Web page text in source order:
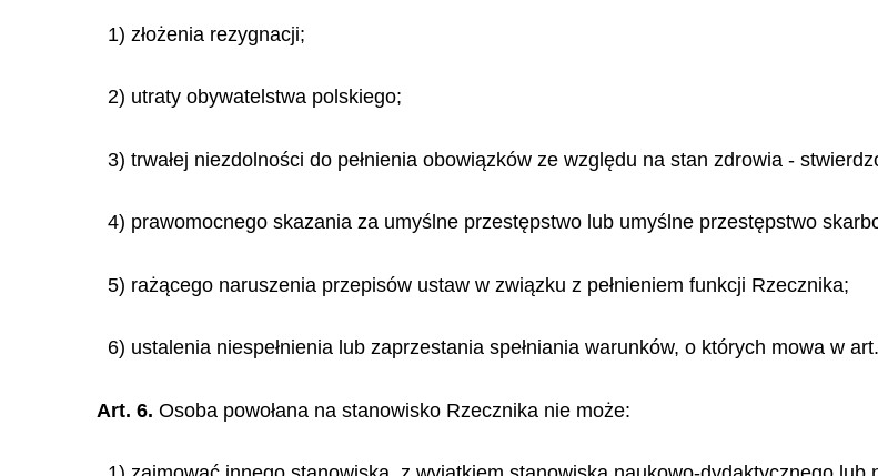
1) złożenia rezygnacji;
2) utraty obywatelstwa polskiego;
3) trwałej niezdolności do pełnienia obowiązków ze względu na stan zdrowia -
4) prawomocnego skazania za umyślne przestępstwo lub umyślne przestępstwo
5) rażącego naruszenia przepisów ustaw w związku z pełnieniem funkcji Rzecznika;
6) ustalenia niespełnienia lub zaprzestania spełniania warunków, o których mowa w
Art. 6. Osoba powołana na stanowisko Rzecznika nie może: